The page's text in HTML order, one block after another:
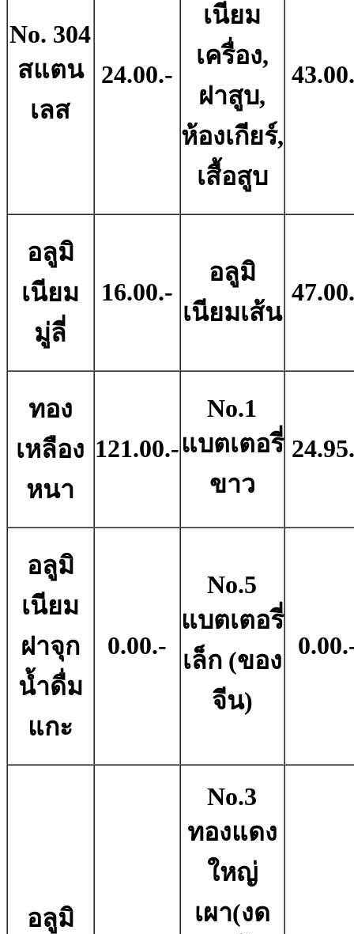
No. 304
สแตน
เลส
24.00.-
เนียม
เครื่อง,
ฝาสูบ,
ห้องเกียร์,
เสื้อสูบ
อลูมิ
เนียม
มู่ลี่
16.00.-
อลูมิ
เนียมเส้น
ทอง
เหลือง
หนา
121.00.-
No.1
แบตเตอรี่
ขาว
อลูมิ
เนียม
ฝาจุก
น้ำดื่ม
แกะ
0.00.-
No.5
แบตเตอรี่
เล็ก (ของ
จีน)
อลูมิ
No.3
ทองแดง
ใหญ่
เผา(งด